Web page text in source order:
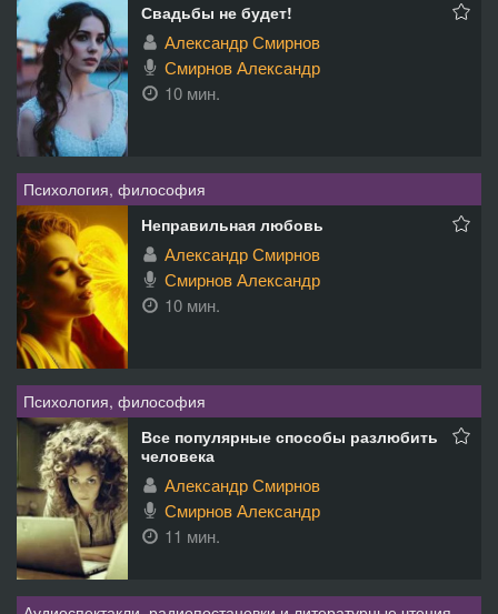
Свадьбы не будет!
Александр Смирнов
Смирнов Александр
10 мин.
Психология, философия
Неправильная любовь
Александр Смирнов
Смирнов Александр
10 мин.
Психология, философия
Все популярные способы разлюбить
человека
Александр Смирнов
Смирнов Александр
11 мин.